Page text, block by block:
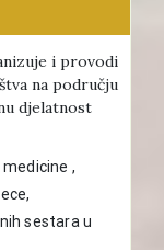
i provodi
na području
djelatnost
,
sestara u